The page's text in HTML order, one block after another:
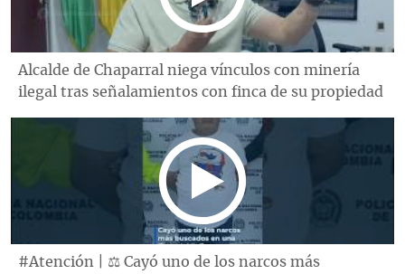
Alcalde de Chaparral niega vínculos con minería
ilegal tras señalamientos con finca de su propiedad
#Atención | ⚖️ Cayó uno de los narcos más